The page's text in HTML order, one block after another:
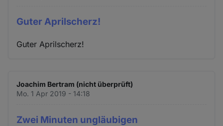
Guter Aprilscherz!
Guter Aprilscherz!
Joachim Bertram (nicht überprüft)
Mo. 1 Apr 2019 - 14:18
Zwei Minuten ungläubigen